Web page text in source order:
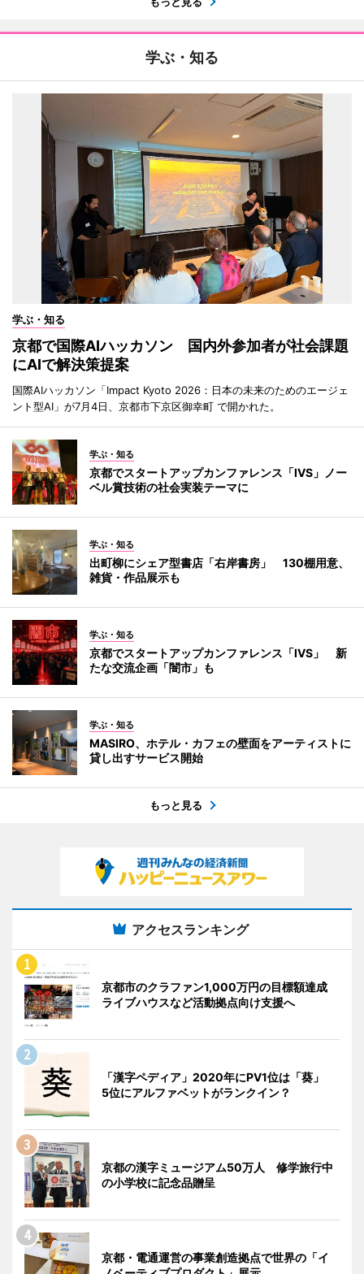
学ぶ・知る
学ぶ・知る
京都で国際AIハッカソン 国内外参加者が社会課題
にAIで解決策提案
国際AIハッカソン「Impact Kyoto 2026：日本の未来のためのエージェ
ント型AI」が7月4日、京都市下京区御幸町 で開かれた。
学ぶ・知る
京都でスタートアップカンファレンス「IVS」ノー
ベル賞技術の社会実装テーマに
学ぶ・知る
出町柳にシェア型書店「右岸書房」 130棚用意、
雑貨・作品展示も
学ぶ・知る
京都でスタートアップカンファレンス「IVS」 新
たな交流企画「闇市」も
学ぶ・知る
MASIRO、ホテル・カフェの壁面をアーティストに
貸し出すサービス開始
もっと見る
アクセスランキング
京都市のクラファン1,000万円の目標額達成
ライブハウスなど活動拠点向け支援へ
「漢字ペディア」2020年にPV1位は「葵」
5位にアルファベットがランクイン？
京都の漢字ミュージアム50万人 修学旅行中
の小学校に記念品贈呈
京都・電通運営の事業創造拠点で世界の「イ